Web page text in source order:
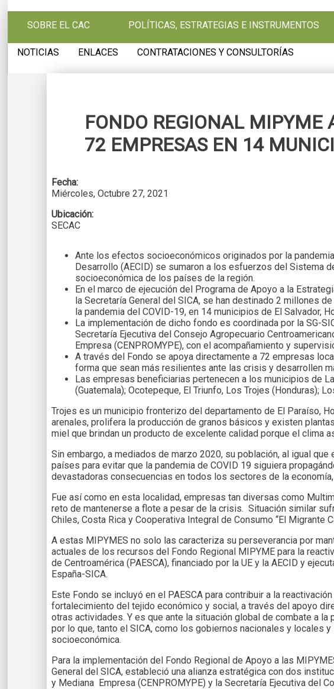
SOBRE EL CAC
POLÍTICAS, ESTRATEGIAS E INSTRUMENTOS
NOTICIAS ENLACES CONTRATACIONES Y CONSULTORÍAS
FONDO REGIONAL MIPYME
72 EMPRESAS EN 14
Fecha:
Miércoles, Octubre 27, 2021
Ubicación:
SECAC
Ante los efectos socioeconómicos originados por la
Desarrollo (AECID) se sumaron a los esfuerzos del Sistema
socioeconómica de los países de la región.
En el marco de ejecución del Programa de Apoyo a la
la Secretaría General del SICA, se han destinado 2 millones
la pandemia del COVID-19, en 14 municipios de El Salvador,
La implementación de dicho fondo es coordinada por la SG-
Secretaría Ejecutiva del Consejo Agropecuario
Empresa (CENPROMYPE), con el acompañamiento y
A través del Fondo se apoya directamente a 72 empresas
forma que sean más resilientes ante las crisis y desarrollen
Las empresas beneficiarias pertenecen a los municipios de
(Guatemala); Ocotepeque, El Triunfo, Los Trojes (Honduras);
Trojes es un municipio fronterizo del departamento de El Paraíso,
arenales, prolifera la producción de granos básicos y existen
miel que brindan un producto de excelente calidad porque el clima
Sin embargo, a mediados de marzo 2020, su población, al igual
países para evitar que la pandemia de COVID 19 siguiera
devastadoras consecuencias en todos los sectores de la
Fue así como en esta localidad, empresas tan diversas como
reto de mantenerse a flote a pesar de la crisis. Situación similar
Chiles, Costa Rica y Cooperativa Integral de Consumo “El Migrante
A estas MIPYMES no solo las caracteriza su perseverancia por
actuales de los recursos del Fondo Regional MIPYME para la
de Centroamérica (PAESCA), financiado por la UE y la AECID y
España-SICA.
Este Fondo se incluyó en el PAESCA para contribuir a la
fortalecimiento del tejido económico y social, a través del apoyo
otras actividades. Y es que ante la situación global de combate a
por lo que, tanto el SICA, como los gobiernos nacionales y locales
socioeconómica.
Para la implementación del Fondo Regional de Apoyo a las
General del SICA, estableció una alianza estratégica con dos
y Mediana Empresa (CENPROMYPE) y la Secretaría Ejecutiva del